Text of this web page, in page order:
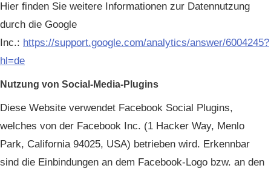
Hier finden Sie weitere Informationen zur Datennutzung
durch die Google
Inc.: https://support.google.com/analytics/answer/6004245?
hl=de
Nutzung von Social-Media-Plugins
Diese Website verwendet Facebook Social Plugins,
welches von der Facebook Inc. (1 Hacker Way, Menlo
Park, California 94025, USA) betrieben wird. Erkennbar
sind die Einbindungen an dem Facebook-Logo bzw. an den